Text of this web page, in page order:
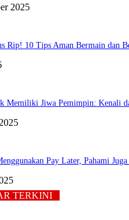
2025
Rip! 10 Tips Aman Bermain dan
Memiliki Jiwa Pemimpin: Kenali
Pay Later, Pahami
TERKINI